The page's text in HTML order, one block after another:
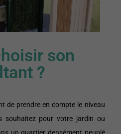
son
?
de prendre en compte le niveau
souhaitez pour votre jardin ou